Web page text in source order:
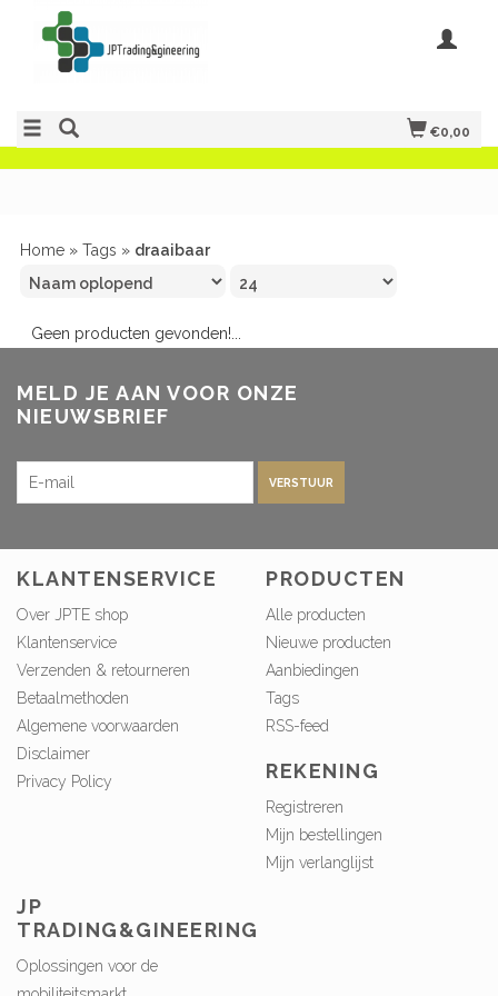
€0,00
Home » Tags » draaibaar
Geen producten gevonden!...
MELD JE AAN VOOR ONZE
NIEUWSBRIEF
VERSTUUR
KLANTENSERVICE
Over JPTE shop
Klantenservice
Verzenden & retourneren
Betaalmethoden
Algemene voorwaarden
Disclaimer
Privacy Policy
PRODUCTEN
Alle producten
Nieuwe producten
Aanbiedingen
Tags
RSS-feed
REKENING
Registreren
Mijn bestellingen
Mijn verlanglijst
JP
TRADING&GINEERING
Oplossingen voor de